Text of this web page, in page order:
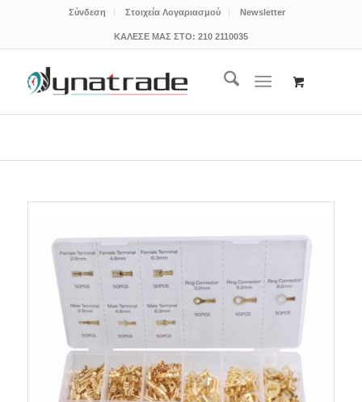
Σύνδεση Στοιχεία Λογαριασμού Newsletter
ΚΑΛΕΣΕ ΜΑΣ ΣΤΟ: 210 2110035